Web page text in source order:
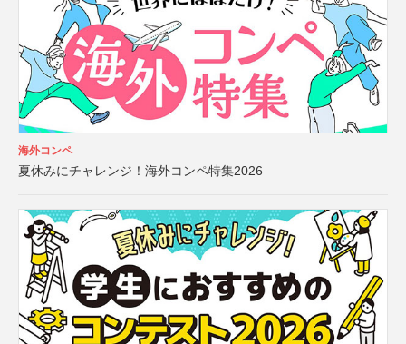
海外コンペ
夏休みにチャレンジ！海外コンペ特集2026